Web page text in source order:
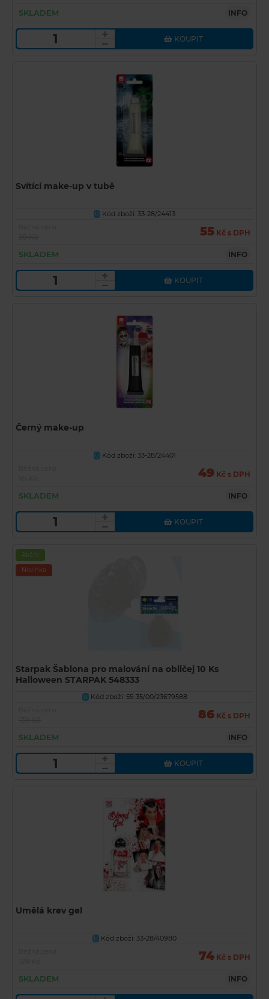
SKLADEM INFO
KOUPIT
Svítící make-up v tubě
U
Kód zboží: 33-28/24413
55 Kč s DPH
SKLADEM INFO
KOUPIT
Černý make-up
U Kód zboží: 33-28/24401
49 Kč s DPH
SKLADEM INFO
KOUPIT
Akční
Novinka
Starpak Šablona pro malování na obličej 10 Ks
Halloween STARPAK 548333
U Kód zboží: 55-35/00/23679588
86 Kč s DPH
SKLADEM INFO
KOUPIT
Umělá krev gel
U
Kód zboží: 33-28/40980
74 Kč s DPH
SKLADEM INFO